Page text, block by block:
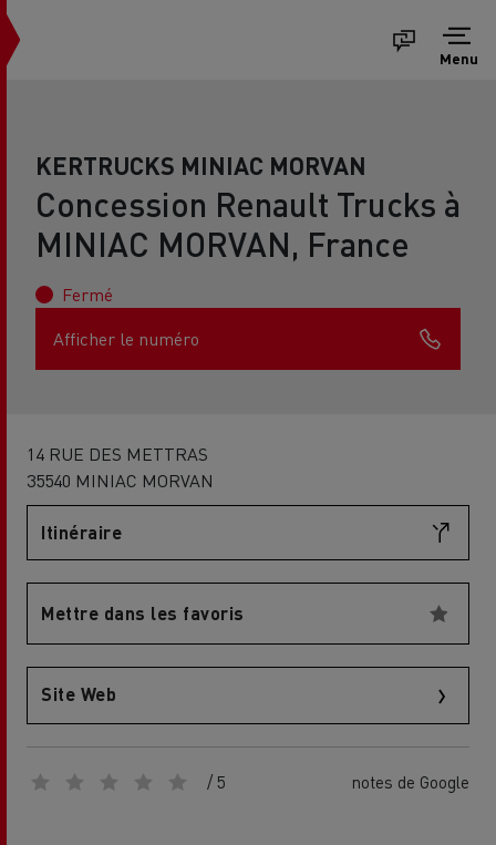
Menu
KERTRUCKS MINIAC MORVAN
Concession Renault Trucks à
MINIAC MORVAN, France
Fermé
Afficher le numéro
14 RUE DES METTRAS
35540 MINIAC MORVAN
Itinéraire
Mettre dans les favoris
Site Web
/ 5 notes de Google